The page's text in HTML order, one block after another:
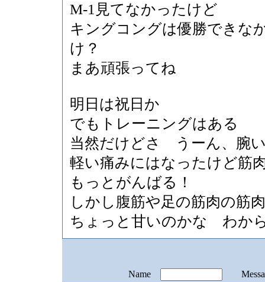
M-1見てなかったけど
キングコングは優勝できな
け？
まあ頑張ってね
明日は祝日か
でもトレーニングはある
当然だけどさ うーん、腕
軽い痛みにはなったけど筋
もっとがんばる！
しかし腹筋や足の筋肉の筋
ちょっと甘いのかな わか
Name